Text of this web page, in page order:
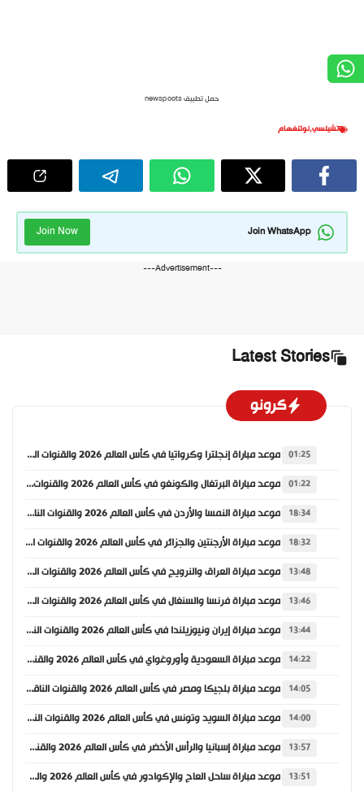
حمل تطبيق newspoots
تشيلسي,نوتنغهام
Join WhatsApp
Join Now
---Advertisement---
Latest Stories
كرونو
01:25 موعد مباراة إنجلترا وكرواتيا في كأس العالم 2026 والقنوات الناقلة
01:22 موعد مباراة البرتغال والكونغو في كأس العالم 2026 والقنوات الناقلة
18:34 موعد مباراة النمسا والأردن في كأس العالم 2026 والقنوات الناقلة
18:32 موعد مباراة الأرجنتين والجزائر في كأس العالم 2026 والقنوات الناقلة
13:48 موعد مباراة العراق والنرويج في كأس العالم 2026 والقنوات الناقلة
13:46 موعد مباراة فرنسا والسنغال في كأس العالم 2026 والقنوات الناقلة
13:44 موعد مباراة إيران ونيوزيلندا في كأس العالم 2026 والقنوات الناقلة
14:22 موعد مباراة السعودية وأوروغواي في كأس العالم 2026 والقنوات الناقلة
14:05 موعد مباراة بلجيكا ومصر في كأس العالم 2026 والقنوات الناقلة
14:00 موعد مباراة السويد وتونس في كأس العالم 2026 والقنوات الناقلة
13:57 موعد مباراة إسبانيا والرأس الأخضر في كأس العالم 2026 والقنوات الناقلة
13:51 موعد مباراة ساحل العاج والإكوادور في كأس العالم 2026 والقنوات الناقلة